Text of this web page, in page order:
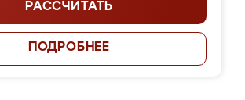
РАССЧИТАТЬ
ПОДРОБНЕЕ